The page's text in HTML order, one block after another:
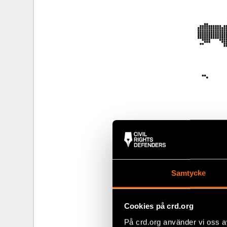
Samtycke
Cookies på crd.org
På crd.org använder vi oss
Trender
2023
Att försvara